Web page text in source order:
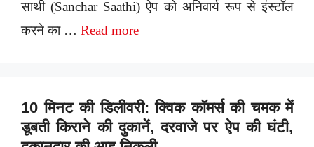
साथी (Sanchar Saathi) ऐप को अनिवार्य रूप से इंस्टॉल
करने का … Read more
10 मिनट की डिलीवरी: क्विक कॉमर्स की चमक में
डूबती किराने की दुकानें, दरवाजे पर ऐप की घंटी,